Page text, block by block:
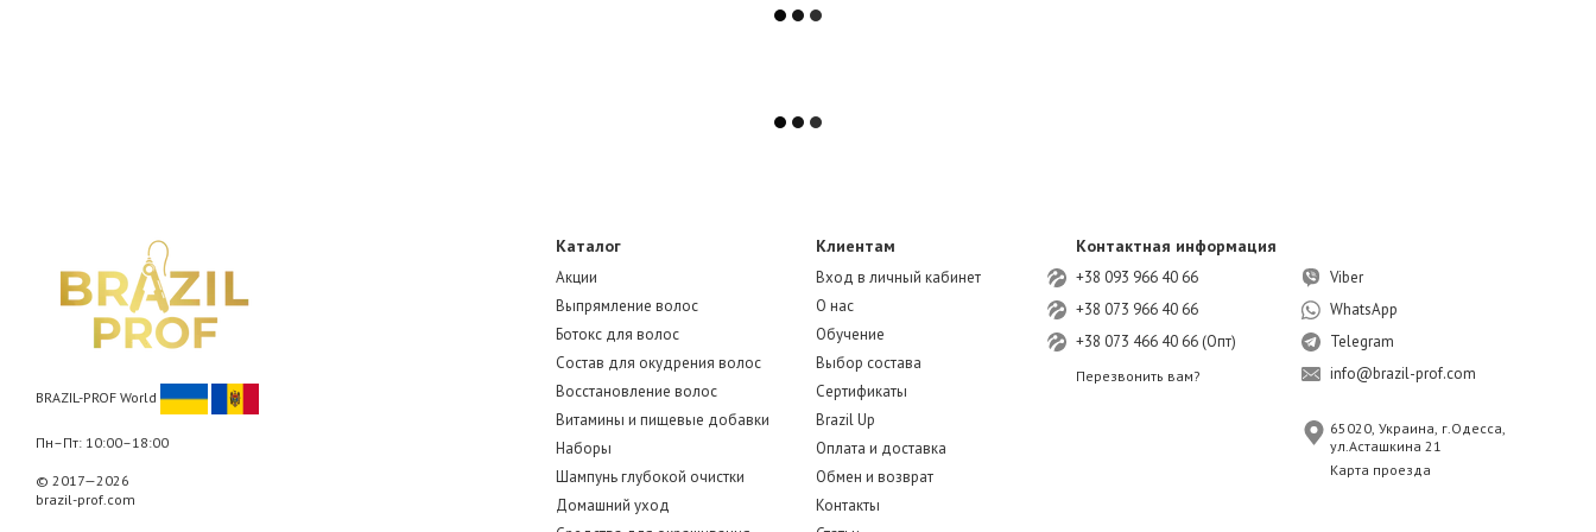
BRAZIL-PROF World
Пн–Пт: 10:00–18:00
© 2017—2026
brazil-prof.com
Каталог
Акции
Выпрямление волос
Ботокс для волос
Состав для окудрения волос
Восстановление волос
Витамины и пищевые добавки
Наборы
Шампунь глубокой очистки
Домашний уход
Клиентам
Вход в личный кабинет
О нас
Обучение
Выбор состава
Сертификаты
Brazil Up
Оплата и доставка
Обмен и возврат
Контакты
Контактная информация
+38 093 966 40 66
+38 073 966 40 66
+38 073 466 40 66 (Опт)
Перезвонить вам?
Viber
WhatsApp
Telegram
info@brazil-prof.com
65020, Украина, г.Одесса,
ул.Асташкина 21
Карта проезда